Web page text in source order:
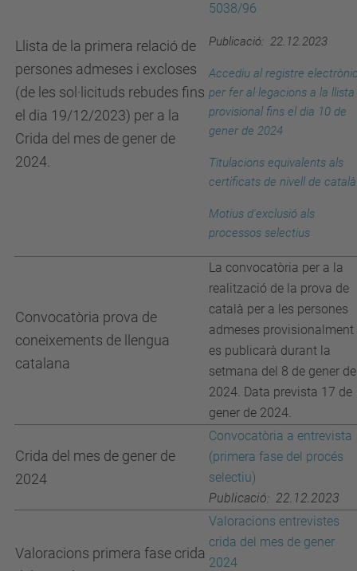
Llista de la primera relació de
persones admeses i excloses
(de les sol·licituds rebudes fins
el dia 19/12/2023) per a la
Crida del mes de gener de
2024.
5038/96
Publicació: 22.12.2023
Accediu al registre
per fer al·legacions a la llista
provisional fins el dia 10 de
gener de 2024
Titulacions equivalents als
certificats de nivell de català
Motius d'exclusió als
processos selectius
Convocatòria prova de
coneixements de llengua
catalana
La convocatòria per a la
realització de la prova de
català per a les persones
admeses provisionalment
es publicarà durant la
setmana del 8 de gener de
2024. Data prevista 17 de
gener de 2024.
Crida del mes de gener de
2024
Convocatòria a entrevista
(primera fase del procés
selectiu)
Publicació: 22.12.2023
Valoracions primera fase crida
Valoracions entrevistes
crida del mes de gener
2024